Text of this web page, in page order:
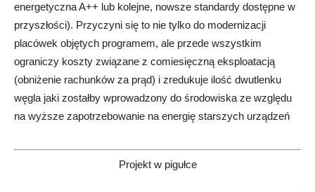
energetyczna A++ lub kolejne, nowsze standardy dostępne w
przyszłości). Przyczyni się to nie tylko do modernizacji
placówek objętych programem, ale przede wszystkim
ograniczy koszty związane z comiesięczną eksploatacją
(obniżenie rachunków za prąd) i zredukuje ilość dwutlenku
węgla jaki zostałby wprowadzony do środowiska ze względu
na wyższe zapotrzebowanie na energię starszych urządzeń
Projekt w pigułce